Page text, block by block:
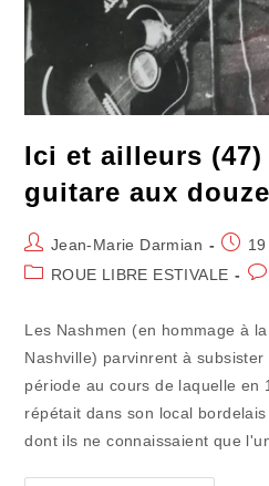
Ici et ailleurs (47)
guitare aux
Auteur/autrice
de
Jean-Marie Darmian
PostROUE LIBRE ESTIVALE
Les Nashmen (en hommage à
Nashville) parvinrent à
période au cours de laquelle en
répétait dans son local
dont ils ne connaissaient que